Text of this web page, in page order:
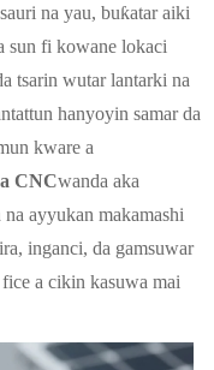
na yau, buƙatar aiki
sun fi kowane lokaci
tsarin wutar lantarki na
hanyoyin samar da
kware a
CNCwanda aka
ayyukan makamashi
inganci, da gamsuwar
a cikin kasuwa mai